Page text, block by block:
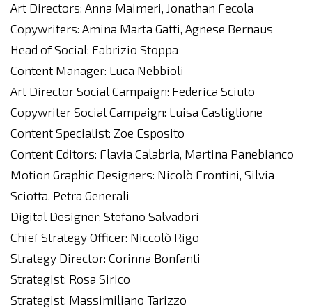
Art Directors: Anna Maimeri, Jonathan Fecola
Copywriters: Amina Marta Gatti, Agnese Bernaus
Head of Social: Fabrizio Stoppa
Content Manager: Luca Nebbioli
Art Director Social Campaign: Federica Sciuto
Copywriter Social Campaign: Luisa Castiglione
Content Specialist: Zoe Esposito
Content Editors: Flavia Calabria, Martina Panebianco
Motion Graphic Designers: Nicolò Frontini, Silvia
Sciotta, Petra Generali
Digital Designer: Stefano Salvadori
Chief Strategy Officer: Niccolò Rigo
Strategy Director: Corinna Bonfanti
Strategist: Rosa Sirico
Strategist: Massimiliano Tarizzo